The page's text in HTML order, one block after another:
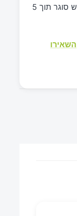
מורכבות הנדסית למסמך שמשתמש סוגר תוך 5
השאירו